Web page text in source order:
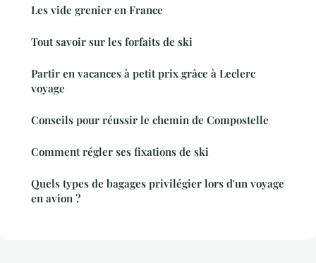
Les vide grenier en France
Tout savoir sur les forfaits de ski
Partir en vacances à petit prix grâce à Leclerc
voyage
Conseils pour réussir le chemin de Compostelle
Comment régler ses fixations de ski
Quels types de bagages privilégier lors d'un voyage
en avion ?